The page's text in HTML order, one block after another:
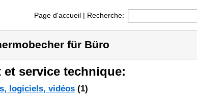
Page d'accueil | Recherche:
für Büro
service technique:
logiciels, vidéos (1)